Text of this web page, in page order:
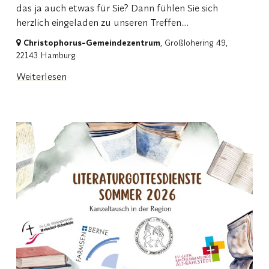
das ja auch etwas für Sie? Dann fühlen Sie sich
herzlich eingeladen zu unseren Treffen....
Christophorus-Gemeindezentrum, Großlohering 49,
22143 Hamburg
Weiterlesen